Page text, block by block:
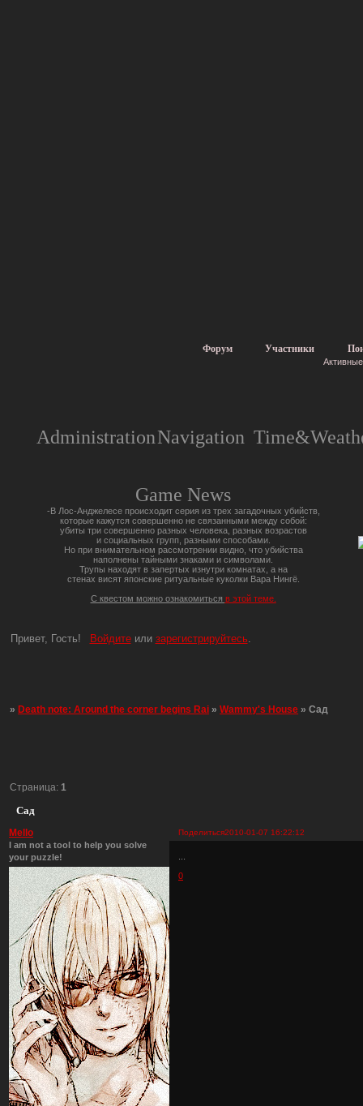
Форум Участники
AdministrationNavigation
Game News
-В Лос-Анджелесе происходит серия из трех загадочных убийств,
которые кажутся совершенно не связанными между собой:
убиты три совершенно разных человека, разных возрастов
и социальных групп, разными способами.
Но при внимательном рассмотрении видно, что убийства
наполнены тайными знаками и символами.
Трупы находят в запертых изнутри комнатах, а на
стенах висят японские ритуальные куколки Вара Нингё.
С квестом можно ознакомиться в этой теме.
Привет, Гость! Войдитеили зарегистрируйтесь.
»Death note: Around the corner begins Rai »Wammy's House »Сад
Сад
Страница: 1
Поделиться2010-01-07 16:22:12
Mello
I am not a tool to help you solve
your puzzle!
0